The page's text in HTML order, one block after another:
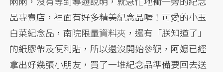
品專賣店，裡面有好多精美紀念品喔！可愛的小玉
白菜紀念品，南院限量資料夾，還有「朕知道了」
的紙膠帶及便利貼，所以還沒開始參觀，阿嬤已經
拿出好幾張小朋友，買了一堆紀念品準備要回去送